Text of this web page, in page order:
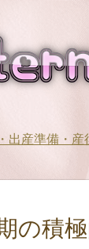
出産準備・産
の積